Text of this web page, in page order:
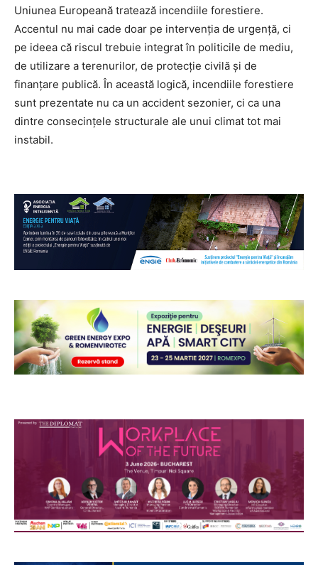
Uniunea Europeană tratează incendiile forestiere.
Accentul nu mai cade doar pe intervenția de urgență, ci
pe ideea că riscul trebuie integrat în politicile de mediu,
de utilizare a terenurilor, de protecție civilă și de
finanțare publică. În această logică, incendiile forestiere
sunt prezentate nu ca un accident sezonier, ci ca una
dintre consecințele structurale ale unui climat tot mai
instabil.